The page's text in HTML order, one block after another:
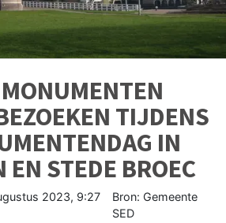
TIJDENS
IN
STEDE BROEC
2023, 9:27
Bron: Gemeente
SED